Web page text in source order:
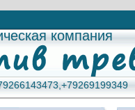
компания
компания